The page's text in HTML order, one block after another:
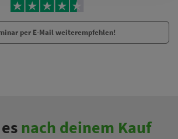
per E-Mail weiterempfehlen!
nach deinem Kauf